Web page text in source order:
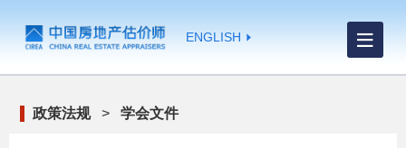
ENGLISH
政策法规> 学会文件